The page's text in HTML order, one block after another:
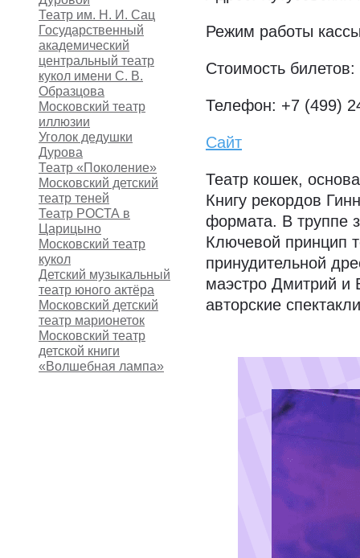
Театр им. Н. И. Сац
Государственный
академический
центральный театр
кукол имени С. В.
Образцова
Московский театр
иллюзии
Уголок дедушки
Дурова
Театр «Поколение»
Московский детский
театр теней
Театр РОСТА в
Царицыно
Московский театр
кукол
Детский музыкальный
театр юного актёра
Московский детский
театр марионеток
Московский театр
детской книги
«Волшебная лампа»
Режим работы
Стоимость
Телефон: +7 (499)
Сайт
Театр кошек,
Книгу рекордов
формата. В труппе
Ключевой принцип
принудительной
маэстро Дмитрий и
авторские